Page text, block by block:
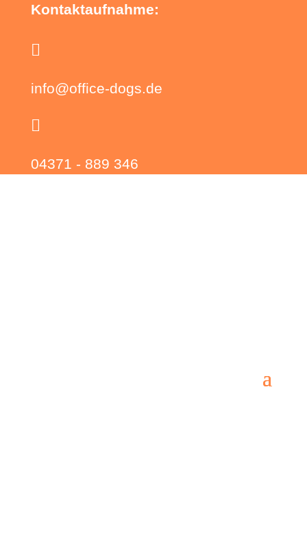
Kontaktaufnahme:

info@office-dogs.de

04371 - 889 346